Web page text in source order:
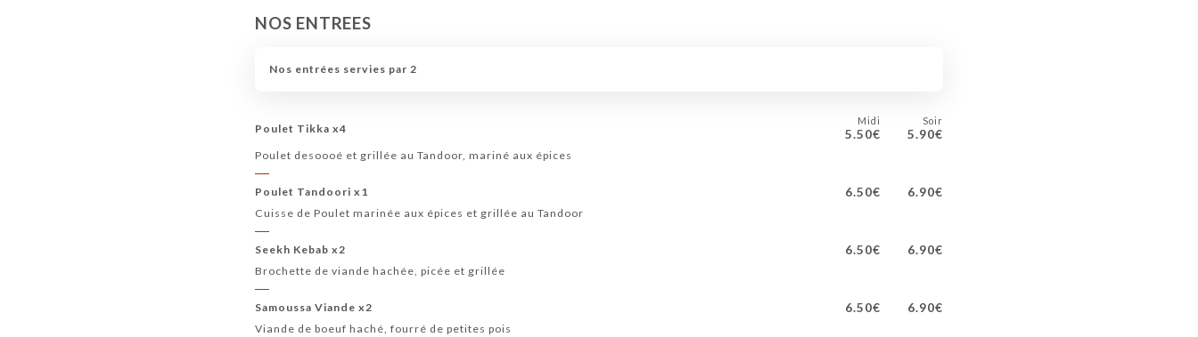
NOS ENTREES
Nos entrées servies par 2
Poulet Tikka x4
Midi
5.50€
Soir
5.90€
Poulet desoooé et grillée au Tandoor, mariné aux épices
Poulet Tandoori x1 6.50€ 6.90€
Cuisse de Poulet marinée aux épices et grillée au Tandoor
Seekh Kebab x2 6.50€ 6.90€
Brochette de viande hachée, picée et grillée
Samoussa Viande x2 6.50€ 6.90€
Viande de boeuf haché, fourré de petites pois